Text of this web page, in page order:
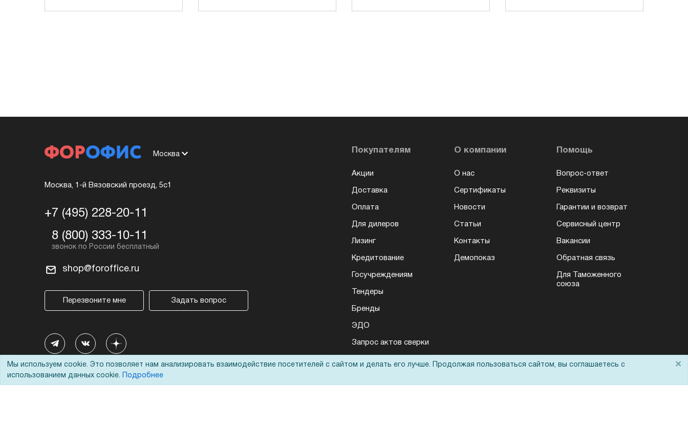
Москва
Москва, 1-й Вязовский проезд, 5с1
+7 (495) 228-20-11
8 (800) 333-10-11
shop@foroffice.ru
Перезвоните мне Задать вопрос
Покупателям
Акции
Доставка
Оплата
Для дилеров
Лизинг
Кредитование
Госучреждениям
Тендеры
Бренды
ЭДО
О компании
О нас
Сертификаты
Новости
Статьи
Контакты
Демопоказ
Помощь
Вопрос-ответ
Реквизиты
Гарантии и возврат
Сервисный центр
Вакансии
Обратная связь
Для Таможенного
союза
Запрос актов сверки
Мы используем cookie. Это позволяет нам анализировать взаимодействие посетителей с сайтом и делать его лучше. Продолжая пользоваться сайтом, вы соглашаетесь с
использованием данных cookie.
Подробнее
×